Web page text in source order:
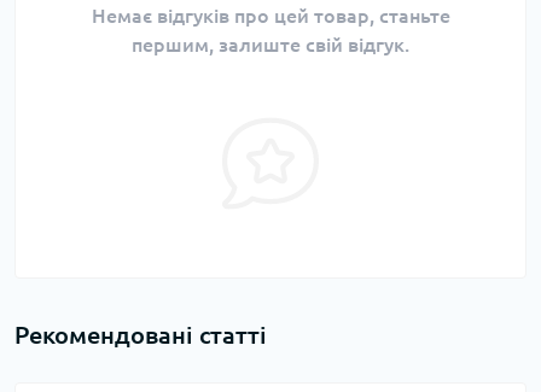
Немає відгуків про цей товар, станьте
першим, залиште свій відгук.
Рекомендовані статті